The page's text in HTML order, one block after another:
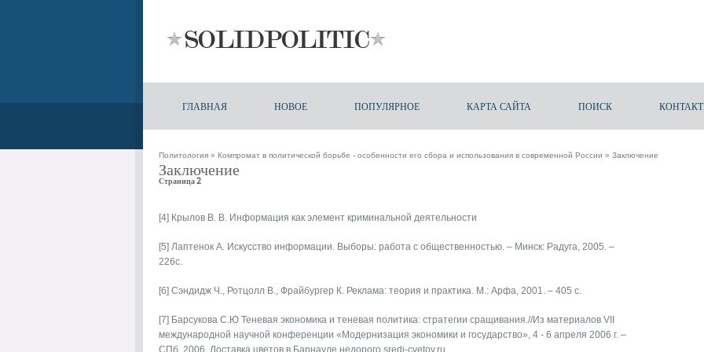
ГЛАВНАЯ НОВОЕ ПОПУЛЯРНОЕ КАРТА САЙТА ПОИСК
Политология » Компромат в политической борьбе - особенности его сбора и использования в современной России » Заключение
Заключение
Страница 2
[4] Крылов В. В. Информация как элемент криминальной деятельности
[5] Лаптенок А. Искусство информации. Выборы: работа с общественностью. – Минск: Радуга, 2005. –
226с.
[6] Сэндидж Ч., Ротцолл В., Фрайбургер К. Реклама: теория и практика. М.: Арфа, 2001. – 405 с.
[7] Барсукова С.Ю Теневая экономика и теневая политика: стратегии сращивания.//Из материалов VII
международной научной конференции «Модернизация экономики и государство», 4 - 6 апреля 2006 г. –
СПб, 2006. Доставка цветов в Барнауле недорого sredi-cvetov.ru